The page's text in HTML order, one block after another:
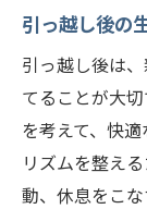
引っ越し後の
引っ越し後は
てることが大
を考えて、快
リズムを整え
動、休息をこ